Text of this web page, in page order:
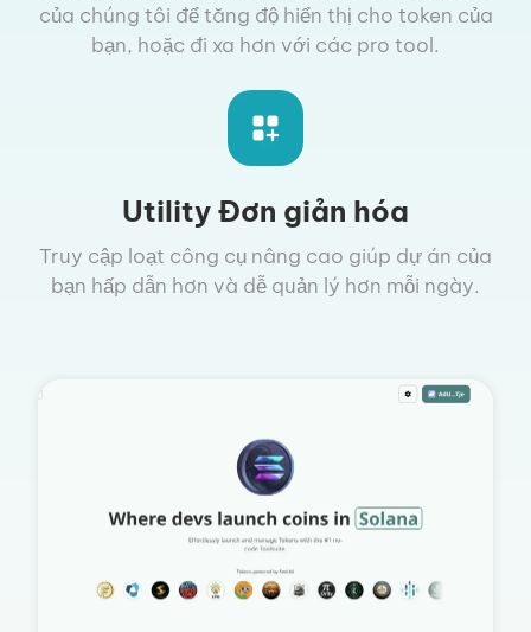
của chúng tôi để tăng độ hiển thị cho token của
bạn, hoặc đi xa hơn với các pro tool.
Utility Đơn giản hóa
Truy cập loạt công cụ nâng cao giúp dự án của
bạn hấp dẫn hơn và dễ quản lý hơn mỗi ngày.